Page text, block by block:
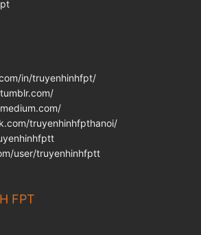
in/truyenhinhfpt/
truyenhinhfpthanoi/
user/truyenhinhfptt
FPT